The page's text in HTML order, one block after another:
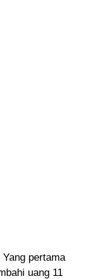
pertama
uang 11